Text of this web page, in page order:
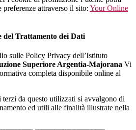
attraverso il sito: Your Online
del Trattamento dei Dati
sulle Policy Privacy dell’Istituto
Superiore Argentia-Majorana Vi
completa disponibile online al
da questo utilizzati si avvalgono di
ed utili alle finalità illustrate nella